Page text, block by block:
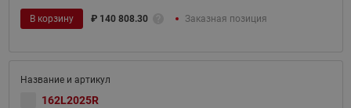
В корзину ₽ 140 808.30 Заказная позиция
162L2025R